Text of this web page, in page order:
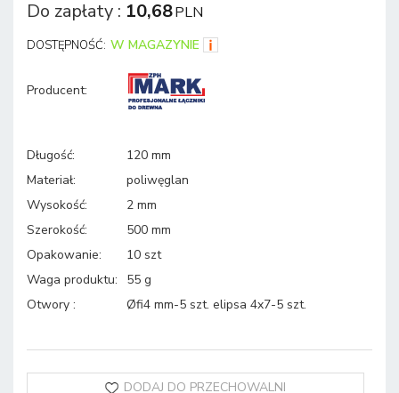
Do zapłaty : 10,68PLN
DOSTĘPNOŚĆ: W MAGAZYNIE
Producent:
Długość:
120 mm
Materiał:
poliwęglan
Wysokość:
2 mm
Szerokość:
500 mm
Opakowanie:
10 szt
Waga produktu:
55 g
Otwory : Øfi4 mm-5 szt. elipsa 4x7-5 szt.
DODAJ DO PRZECHOWALNI